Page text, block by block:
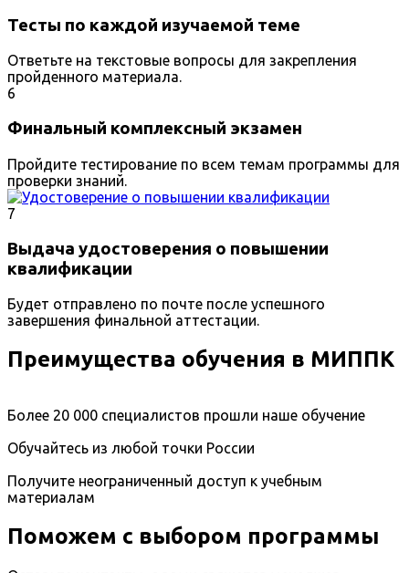
Тесты по каждой изучаемой теме
Ответьте на текстовые вопросы для закрепления
пройденного материала.
6
Финальный комплексный экзамен
Пройдите тестирование по всем темам программы для
проверки знаний.
7
Выдача удостоверения о повышении
квалификации
Будет отправлено по почте после успешного
завершения финальной аттестации.
Преимущества обучения в МИППК
Более 20 000 специалистов прошли наше обучение
Обучайтесь из любой точки России
Получите неограниченный доступ к учебным
материалам
Поможем с выбором программы